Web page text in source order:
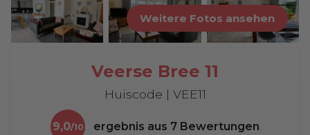
Weitere Fotos ansehen
Veerse Bree 11
Huiscode | VEE11
9,0 ergebnis aus 7 Bewertungen